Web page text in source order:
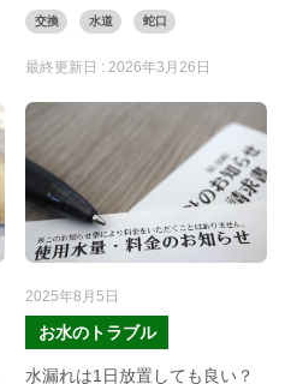
交換 水道 蛇口
最終更新日 :2026年3月26日
2025年8月5日
お水のトラブル
水漏れは1日放置しても良い？